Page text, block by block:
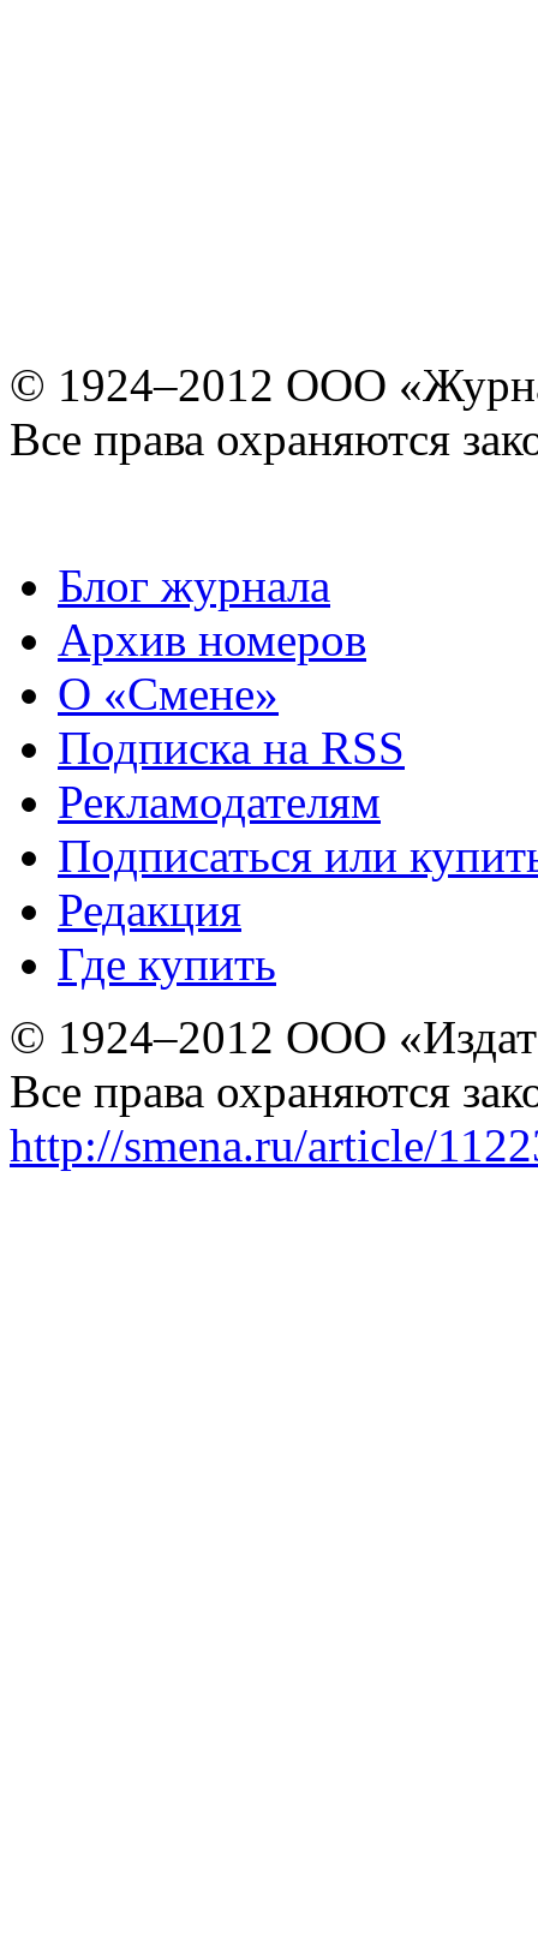
© 1924–2012 ООО
Все права охраняются
Блог журнала
Архив номеров
О «Смене»
Подписка на RSS
Рекламодателям
Подписаться или
Редакция
Где купить
© 1924–2012 ООО
Все права охраняются
http://smena.ru/article/